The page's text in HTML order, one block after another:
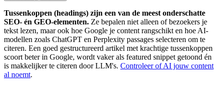
Tussenkoppen (headings) zijn een van de meest onderschatte
SEO- én GEO-elementen. Ze bepalen niet alleen of bezoekers je
tekst lezen, maar ook hoe Google je content rangschikt en hoe AI-
modellen zoals ChatGPT en Perplexity passages selecteren om te
citeren. Een goed gestructureerd artikel met krachtige tussenkoppen
scoort beter in Google, wordt vaker als featured snippet getoond én
is makkelijker te citeren door LLM's. Controleer of AI jouw content
al noemt.